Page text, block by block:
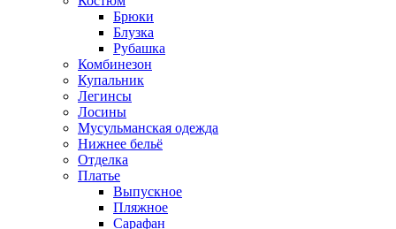
Брюки
Блузка
Рубашка
Комбинезон
Купальник
Легинсы
Лосины
Мусульманская одежда
Нижнее бельё
Отделка
Платье
Выпускное
Пляжное
Сарафан